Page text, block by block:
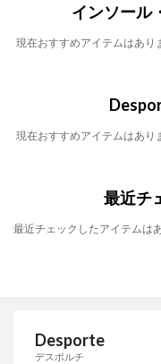
インソール
現在おすすめアイテムはあり
現在おすすめアイテムはあり
最近チ
最近チェックしたアイテムは
Desporte
デスポルチ